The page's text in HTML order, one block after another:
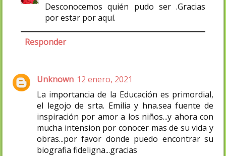
Desconocemos quién pudo ser .Gracias
por estar por aquí.
Responder
Unknown 12 enero, 2021
La importancia de la Educación es primordial,
el legojo de srta. Emilia y hna.sea fuente de
inspiración por amor a los niños...y ahora con
mucha intension por conocer mas de su vida y
obras...por favor donde puedo encontrar su
biografia fideligna...gracias